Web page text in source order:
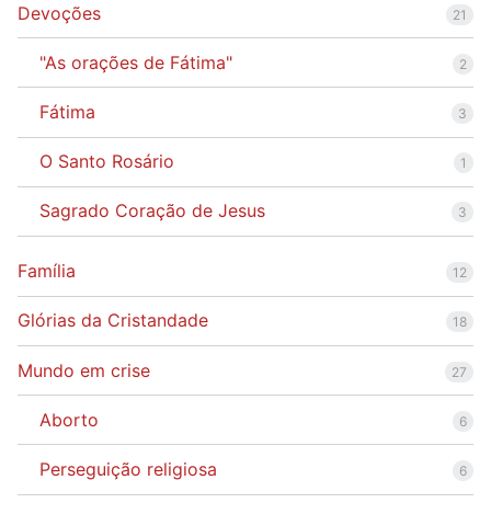
Devoções 21
"As orações de Fátima" 2
Fátima 3
O Santo Rosário 1
Sagrado Coração de Jesus 3
Família 12
Glórias da Cristandade 18
Mundo em crise 27
Aborto 6
Perseguição religiosa 6